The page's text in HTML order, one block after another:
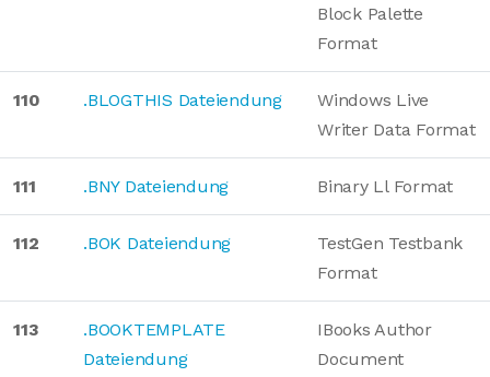
Block Palette
Format
110 .BLOGTHIS Dateiendung
Windows Live
Writer Data Format
111 .BNY Dateiendung Binary Ll Format
112 .BOK Dateiendung
TestGen Testbank
Format
113
.BOOKTEMPLATE
Dateiendung
IBooks Author
Document